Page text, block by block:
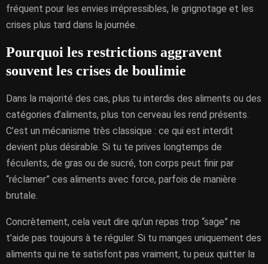
fréquent pour les envies irrépressibles, le grignotage et les
crises plus tard dans la journée.
Pourquoi les restrictions aggravent
souvent les crises de boulimie
Dans la majorité des cas, plus tu interdis des aliments ou des
catégories d’aliments, plus ton cerveau les rend présents.
C’est un mécanisme très classique : ce qui est interdit
devient plus désirable. Si tu te prives longtemps de
féculents, de gras ou de sucré, ton corps peut finir par
“réclamer” ces aliments avec force, parfois de manière
brutale.
Concrètement, cela veut dire qu’un repas trop “sage” ne
t’aide pas toujours à te réguler. Si tu manges uniquement des
aliments qui ne te satisfont pas vraiment, tu peux quitter la